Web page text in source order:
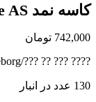
کاسه نمد NBR 55X100X10 Type AS
742,000 تومان
???? ??? ?? ???/Trelleborg
130 عدد در انبار